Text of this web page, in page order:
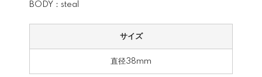
BODY：steal
サイズ
直径38mm